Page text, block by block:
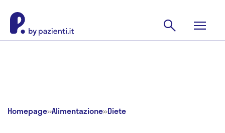
Homepage»Alimentazione»Diete